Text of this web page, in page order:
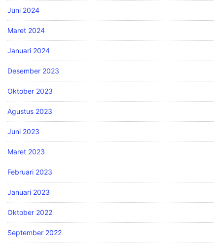
Juni 2024
Maret 2024
Januari 2024
Desember 2023
Oktober 2023
Agustus 2023
Juni 2023
Maret 2023
Februari 2023
Januari 2023
Oktober 2022
September 2022